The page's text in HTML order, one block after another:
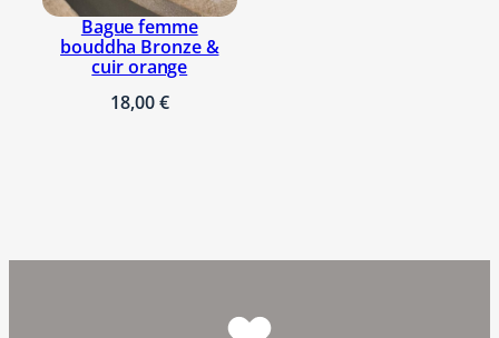
Bague femme
bouddha Bronze &
cuir orange
18,00€